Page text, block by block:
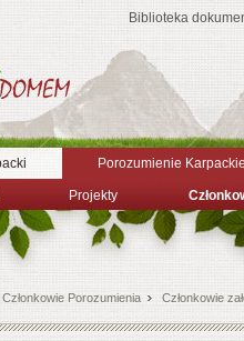
Biblioteka
Porozumienie
Projekty
Członkowie Porozumienia Członkowie